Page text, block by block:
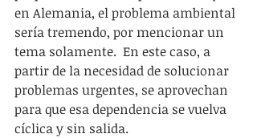
en Alemania, el problema ambiental
sería tremendo, por mencionar un
tema solamente.  En este caso, a
partir de la necesidad de solucionar
problemas urgentes, se aprovechan
para que esa dependencia se vuelva
cíclica y sin salida.